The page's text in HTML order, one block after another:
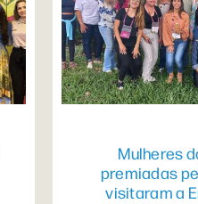
Mulheres
premiadas
visitaram a